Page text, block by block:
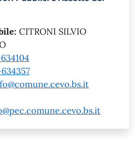
CITRONI SILVIO